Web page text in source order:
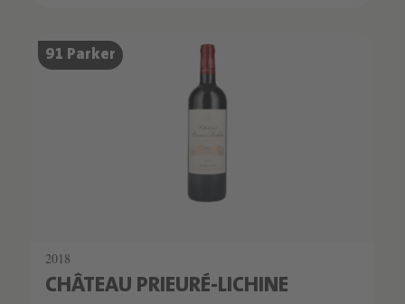
91 Parker
2018
CHÂTEAU PRIEURÉ-LICHINE